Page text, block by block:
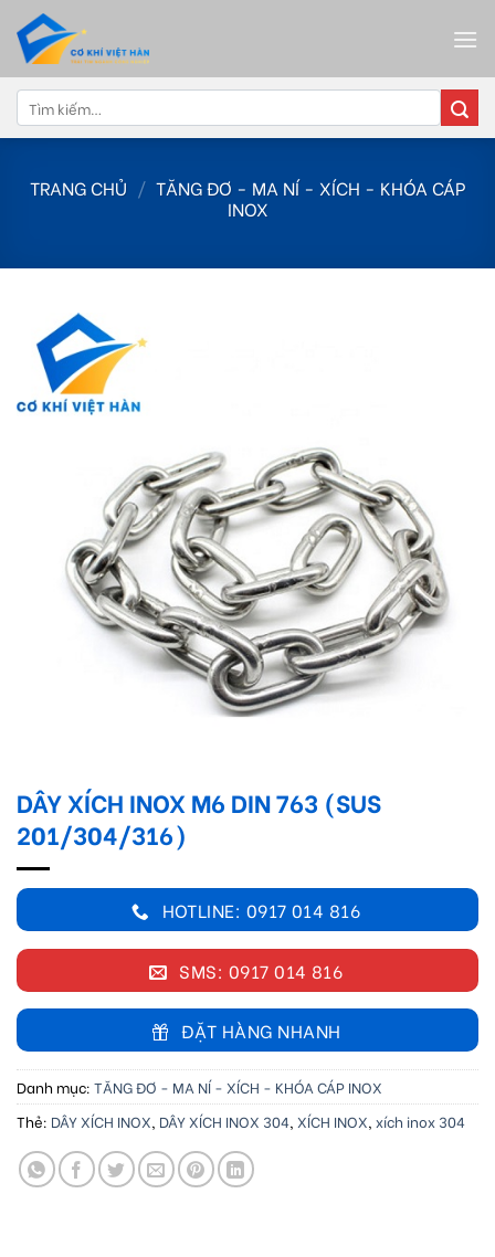
content
Tìm
kiếm:
TRANG CHỦ / TĂNG ĐƠ - MA NÍ - XÍCH - KHÓA CÁP
INOX
DÂY XÍCH INOX M6 DIN 763 (SUS
201/304/316)
HOTLINE: 0917 014 816
SMS: 0917 014 816
ĐẶT HÀNG NHANH
Danh mục: TĂNG ĐƠ - MA NÍ - XÍCH - KHÓA CÁP INOX
Thẻ: DÂY XÍCH INOX DÂY XÍCH INOX 304 XÍCH INOX xích inox 304